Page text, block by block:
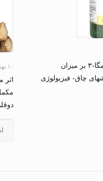
اثر تمرین هوازی شدید همراه با مکمل امگا-۳ بر میزان
چاق- فیزیولوژی
۱۰ بهمن ۱۴۰۴
اثر
دوقلو